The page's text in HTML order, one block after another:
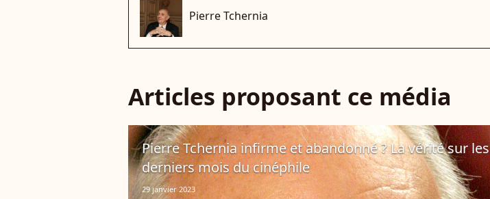
Pierre Tchernia
Articles proposant ce média
Pierre Tchernia infirme et abandonné ? La vérité sur les
derniers mois du cinéphile
29 janvier 2023